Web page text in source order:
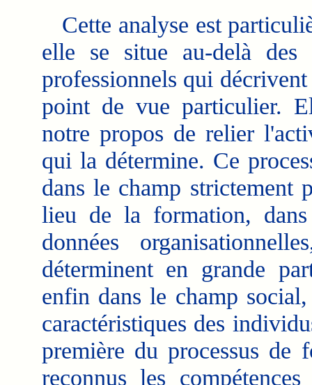
Cette analyse est
elle se situe au-delà des
professionnels qui
point de vue particulier.
notre propos de relier
qui la détermine. Ce
dans le champ strictement
lieu de la formation,
données
déterminent en grande
enfin dans le champ
caractéristiques des
première du processus de
reconnus les